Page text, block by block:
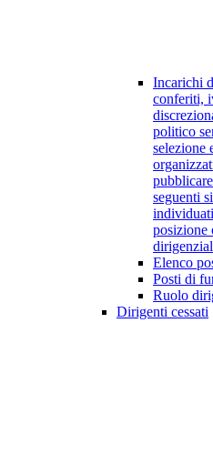
Incarichi
conferiti,
politico
selezione
seguenti
posizione
Elenco
Posti di
Ruolo
Dirigenti cessati